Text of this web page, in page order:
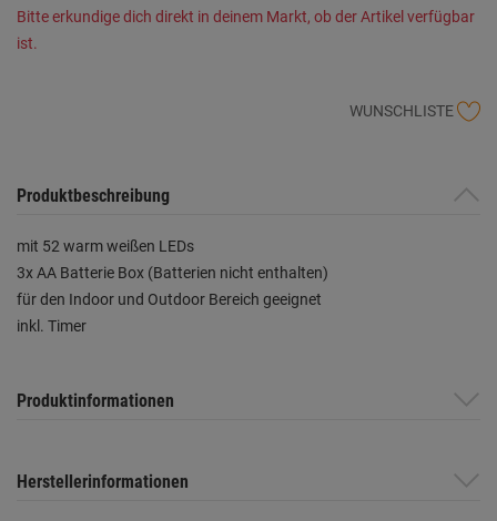
Bitte erkundige dich direkt in deinem Markt, ob der Artikel verfügbar
ist.
WUNSCHLISTE
Produktbeschreibung
mit 52 warm weißen LEDs
3x AA Batterie Box (Batterien nicht enthalten)
für den Indoor und Outdoor Bereich geeignet
inkl. Timer
Produktinformationen
Herstellerinformationen